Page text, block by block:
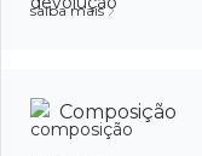
saiba mais
Composição